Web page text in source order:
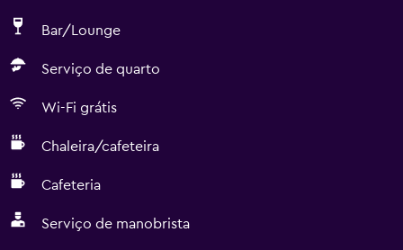
Bar/Lounge
Serviço de quarto
Wi-Fi grátis
Chaleira/cafeteira
Cafeteria
Serviço de manobrista